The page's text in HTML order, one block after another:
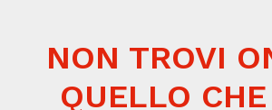
NON TROVI
QUELLO